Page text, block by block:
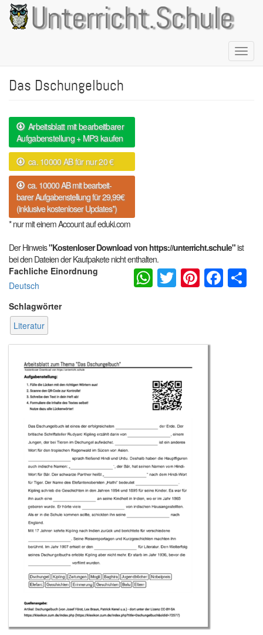
Direkt
zum
Inhalt
Unterricht.Schule
Das Dschungelbuch
Arbeitsblatt mit bearbeitbarer
Aufgabenstellung + MP3 kaufen
ca. 10000 AB für nur 20 €
ca. 10000 AB mit bearbeit-
barer Aufgabenstellung für 29,99€
(inklusive kostenloser Updates*)
* nur mit einem Account auf eduki.com
Der Hinweis"Kostenloser Download von https://unterricht.schule"ist
bei den Dateien der Kaufpakete nicht enthalten.
Fachliche Einordnung
Deutsch
Schlagwörter
Literatur
WhatsApp
Twitter